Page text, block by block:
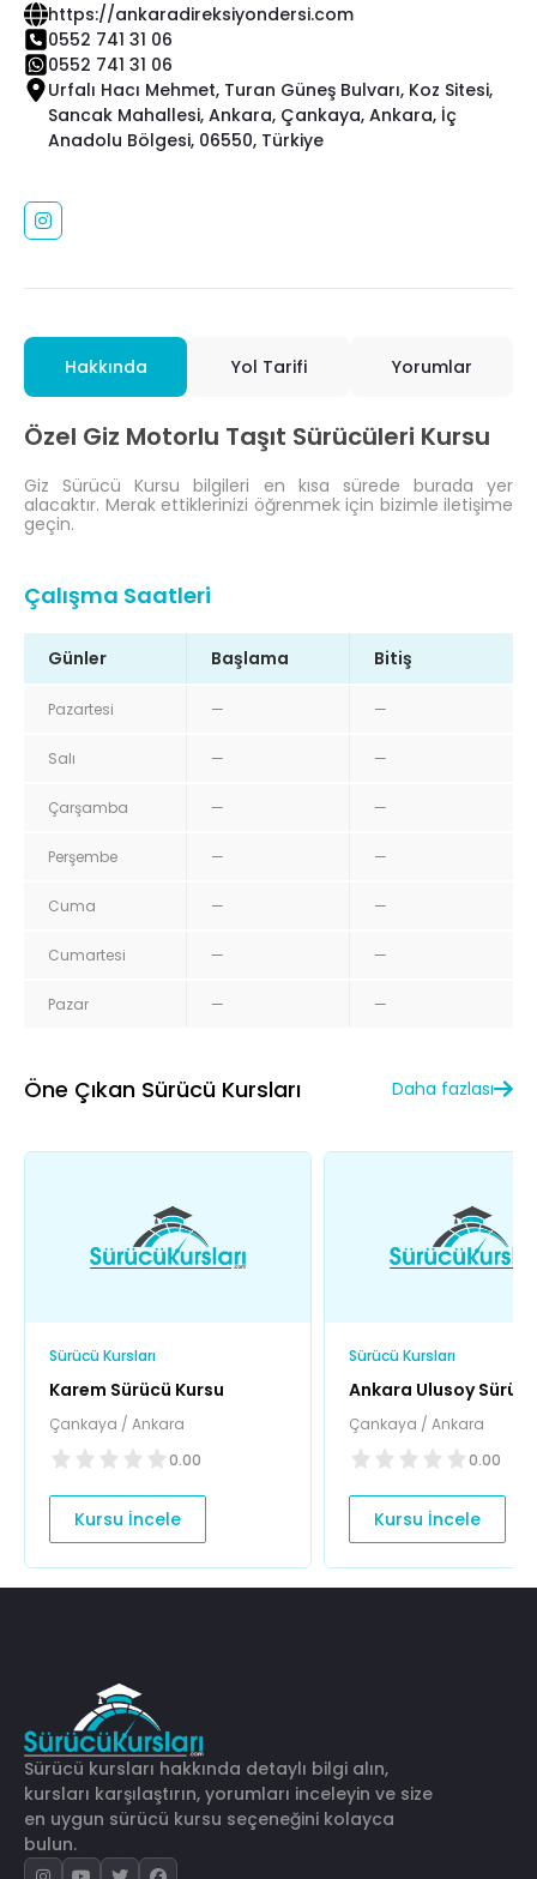
https://ankaradireksiyondersi.com
0552 741 31 06
0552 741 31 06
Urfalı Hacı Mehmet, Turan Güneş Bulvarı, Koz Sitesi,
Sancak Mahallesi, Ankara, Çankaya, Ankara, İç
Anadolu Bölgesi, 06550, Türkiye
Hakkında Yol Tarifi Yorumlar
Özel Giz Motorlu Taşıt Sürücüleri Kursu
Giz Sürücü Kursu bilgileri en kısa sürede burada yer
alacaktır. Merak ettiklerinizi öğrenmek için bizimle iletişime
geçin.
Çalışma Saatleri
Günler Başlama Bitiş
Pazartesi — —
Salı — —
Çarşamba — —
Perşembe — —
Cuma — —
Cumartesi — —
Pazar — —
Öne Çıkan Sürücü Kursları Daha fazlası
Sürücü Kursları
Karem Sürücü Kursu
Çankaya / Ankara
0.00
Kursu İncele
Sürücü Kursları
Ankara Ulusoy
Çankaya / Ankara
0.00
Kursu İncele
Sürücü kursları hakkında detaylı bilgi alın,
kursları karşılaştırın, yorumları inceleyin ve size
en uygun sürücü kursu seçeneğini kolayca
bulun.